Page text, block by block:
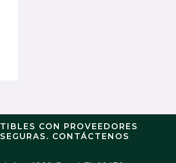
CON PROVEEDORES
CONTÁCTENOS